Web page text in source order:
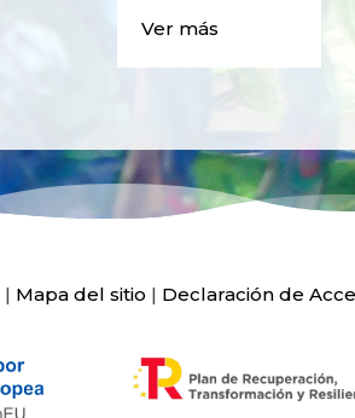
Ver más
| Mapa del sitio | Declaración de